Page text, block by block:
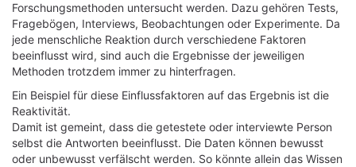
Forschungsmethoden untersucht werden. Dazu gehören Tests,
Fragebögen, Interviews, Beobachtungen oder Experimente. Da
jede menschliche Reaktion durch verschiedene Faktoren
beeinflusst wird, sind auch die Ergebnisse der jeweiligen
Methoden trotzdem immer zu hinterfragen.
Ein Beispiel für diese Einflussfaktoren auf das Ergebnis ist die
Reaktivität.
Damit ist gemeint, dass die getestete oder interviewte Person
selbst die Antworten beeinflusst. Die Daten können bewusst
oder unbewusst verfälscht werden. So könnte allein das Wissen